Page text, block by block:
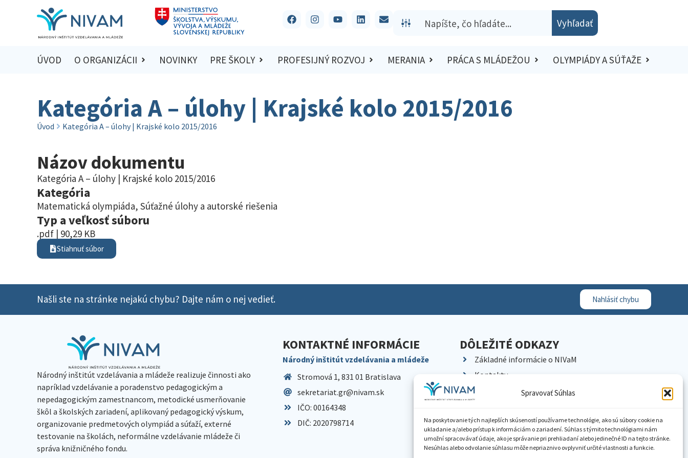
Spravovať Súhlas
Na poskytovanie tých najlepších skúseností používame technológie, ako sú súbory cookie na
ukladanie a/alebo prístup k informáciám o zariadení. Súhlas s týmito technológiami nám
umožní spracovávať údaje, ako je správanie pri prehliadaní alebo jedinečné ID na tejto stránke.
Nesúhlas alebo odvolanie súhlasu môže nepriaznivo ovplyvniť určité vlastnosti a funkcie.
Vyhľadať
ÚVOD O ORGANIZÁCII NOVINKY PRE ŠKOLY PROFESIJNÝ ROZVOJ MERANIA PRÁCA S MLÁDEŽOU OLYMPIÁDY A SÚŤAŽE
Kategória A – úlohy | Krajské kolo 2015/2016
Úvod Kategória A – úlohy | Krajské kolo 2015/2016
Názov dokumentu
Kategória A – úlohy | Krajské kolo 2015/2016
Kategória
Matematická olympiáda, Súťažné úlohy a autorské riešenia
Typ a veľkosť súboru
.pdf | 90,29 KB
Stiahnuť súbor
Našli ste na stránke nejakú chybu? Dajte nám o nej vedieť. Nahlásiť chybu
Národný inštitút vzdelávania a mládeže realizuje činnosti ako
napríklad vzdelávanie a poradenstvo pedagogickým a
nepedagogickým zamestnancom, metodické usmerňovanie
škôl a školských zariadení, aplikovaný pedagogický výskum,
organizovanie predmetových olympiád a súťaží, externé
testovanie na školách, neformálne vzdelávanie mládeže či
správa knižničného fondu.
KONTAKTNÉ INFORMÁCIE
Národný inštitút vzdelávania a mládeže
Stromová 1, 831 01 Bratislava
sekretariat.gr@nivam.sk
IČO: 00164348
DIČ: 2020798714
DÔLEŽITÉ ODKAZY
Základné informácie o NIVaM
Kontakty
Kariéra
Pracoviská NIVaM
Dokumenty inštitúcie
Knižnica